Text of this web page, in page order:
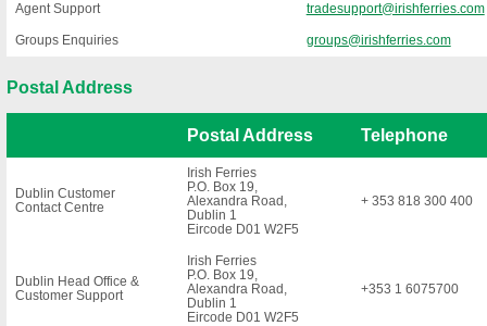
Agent Support tradesupport@irishferries.com
Groups Enquiries groups@irishferries.com
Postal Address
Postal Address Telephone
Dublin Customer
Contact Centre
Irish Ferries
P.O. Box 19,
Alexandra Road,
Dublin 1
Eircode D01 W2F5
+ 353 818 300 400
Dublin Head Office &
Customer Support
Irish Ferries
P.O. Box 19,
Alexandra Road,
Dublin 1
Eircode D01 W2F5
+353 1 6075700